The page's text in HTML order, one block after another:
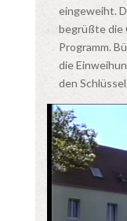
eingeweiht.
begrüßte die
Programm.
die
den